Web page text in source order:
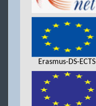
Erasmus-DS-ECTS